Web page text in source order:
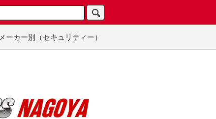
メーカー別（セキュリティー）